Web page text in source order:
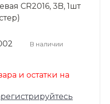
CR2016, 3B, 1шт
В наличии
и остатки на